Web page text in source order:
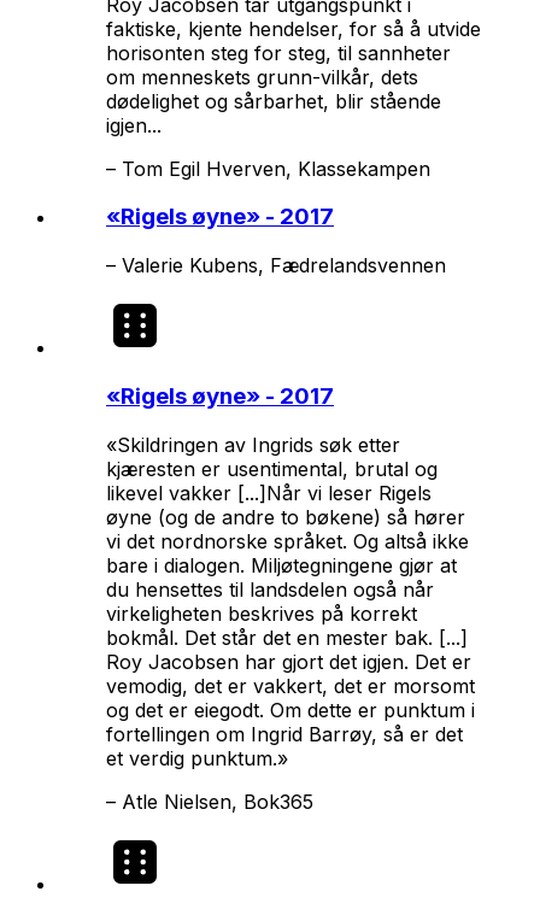
faktiske, kjente hendelser, for så å utvide
horisonten steg for steg, til sannheter
om menneskets grunn-vilkår, dets
dødelighet og sårbarhet, blir stående
igjen...
– Tom Egil Hverven, Klassekampen
«Rigels øyne» - 2017
– Valerie Kubens, Fædrelandsvennen
«Rigels øyne» - 2017
«Skildringen av Ingrids søk etter
kjæresten er usentimental, brutal og
likevel vakker [...]Når vi leser Rigels
øyne (og de andre to bøkene) så hører
vi det nordnorske språket. Og altså ikke
bare i dialogen. Miljøtegningene gjør at
du hensettes til landsdelen også når
virkeligheten beskrives på korrekt
bokmål. Det står det en mester bak. [...]
Roy Jacobsen har gjort det igjen. Det er
vemodig, det er vakkert, det er morsomt
og det er eiegodt. Om dette er punktum i
fortellingen om Ingrid Barrøy, så er det
et verdig punktum.»
– Atle Nielsen, Bok365